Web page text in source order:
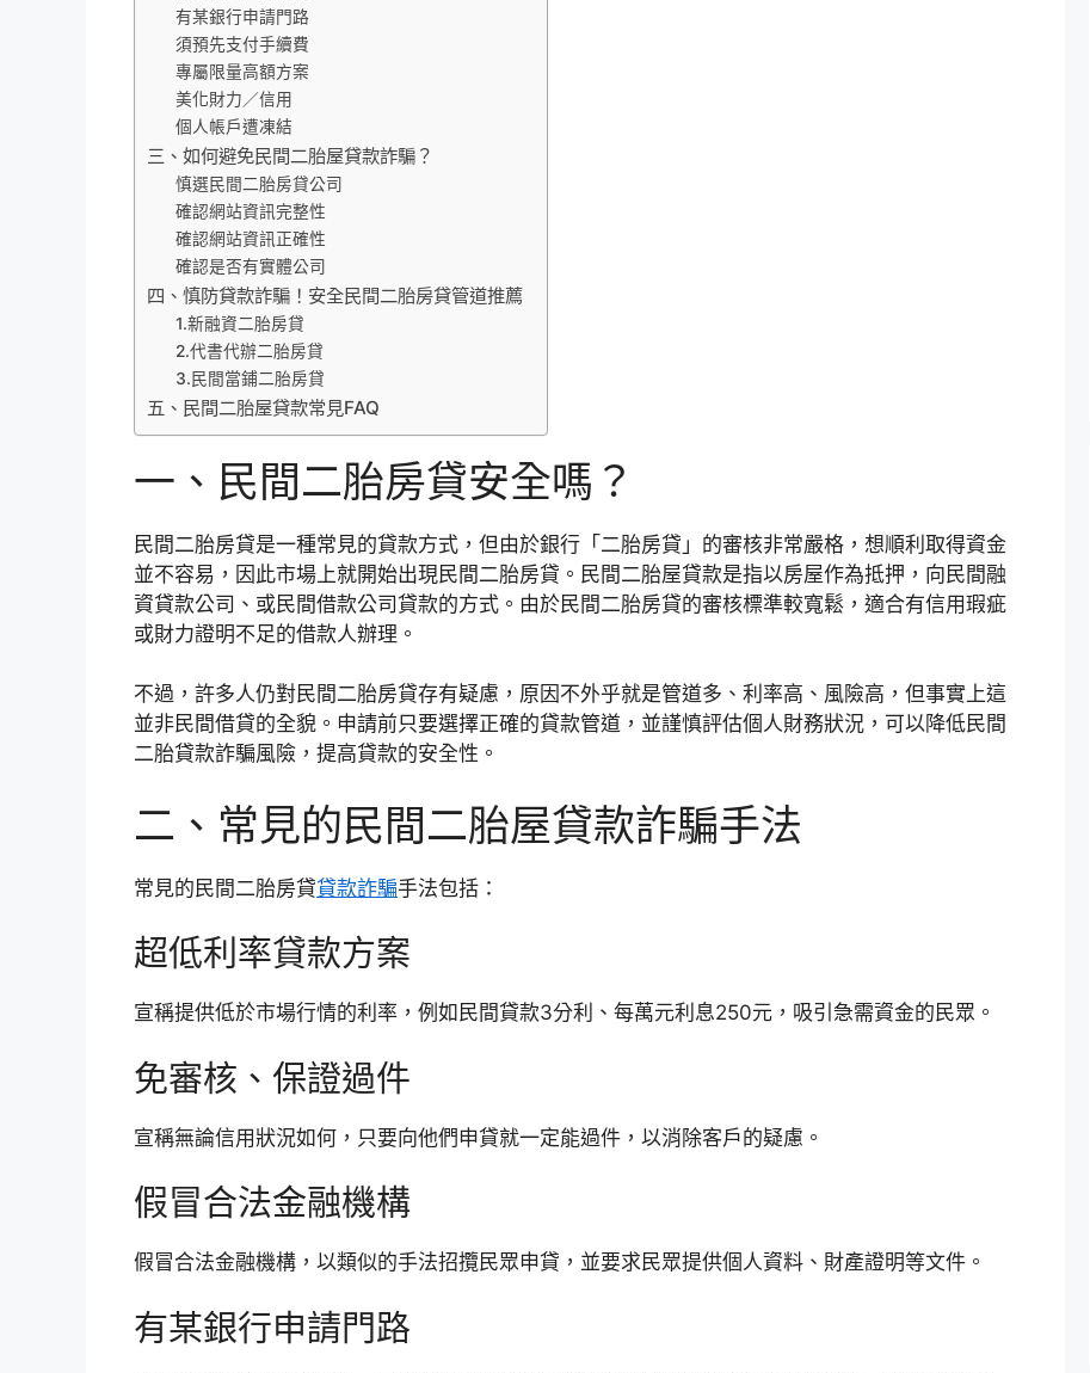
有某銀行申請門路
須預先支付手續費
專屬限量高額方案
美化財力／信用
個人帳戶遭凍結
三、如何避免民間二胎屋貸款詐騙？
慎選民間二胎房貸公司
確認網站資訊完整性
確認網站資訊正確性
確認是否有實體公司
四、慎防貸款詐騙！安全民間二胎房貸管道推薦
1.新融資二胎房貸
2.代書代辦二胎房貸
3.民間當鋪二胎房貸
五、民間二胎屋貸款常見FAQ
一、民間二胎房貸安全嗎？
民間二胎房貸是一種常見的貸款方式，但由於銀行「二胎房貸」的審核非常嚴格，想順利取得資金
並不容易，因此市場上就開始出現民間二胎房貸。民間二胎屋貸款是指以房屋作為抵押，向民間融
資貸款公司、或民間借款公司貸款的方式。由於民間二胎房貸的審核標準較寬鬆，適合有信用瑕疵
或財力證明不足的借款人辦理。
不過，許多人仍對民間二胎房貸存有疑慮，原因不外乎就是管道多、利率高、風險高，但事實上這
並非民間借貸的全貌。申請前只要選擇正確的貸款管道，並謹慎評估個人財務狀況，可以降低民間
二胎貸款詐騙風險，提高貸款的安全性。
二、常見的民間二胎屋貸款詐騙手法
常見的民間二胎房貸貸款詐騙手法包括：
超低利率貸款方案
宣稱提供低於市場行情的利率，例如民間貸款3分利、每萬元利息250元，吸引急需資金的民眾。
免審核、保證過件
宣稱無論信用狀況如何，只要向他們申貸就一定能過件，以消除客戶的疑慮。
假冒合法金融機構
假冒合法金融機構，以類似的手法招攬民眾申貸，並要求民眾提供個人資料、財產證明等文件。
有某銀行申請門路